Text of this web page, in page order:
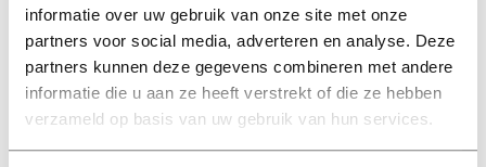
informatie over uw gebruik van onze site met onze
partners voor social media, adverteren en analyse. Deze
partners kunnen deze gegevens combineren met andere
informatie die u aan ze heeft verstrekt of die ze hebben
verzameld op basis van uw gebruik van hun services.
News
Students increasingly scammed
while searching for housing
08 april 2025
International